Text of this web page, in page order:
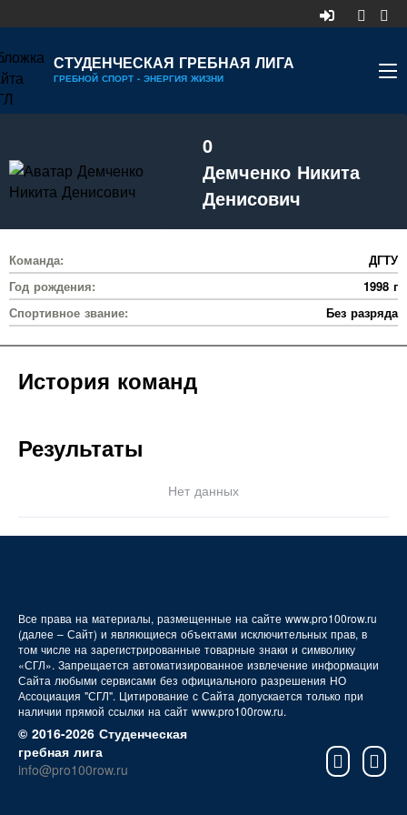
СТУДЕНЧЕСКАЯ ГРЕБНАЯ ЛИГА
ГРЕБНОЙ СПОРТ - ЭНЕРГИЯ ЖИЗНИ
КАЛЕНДАРЬ
ДИВИЗИОНЫ
УЧАСТНИКИ
РЕЙТИНГ
ДОКУМЕНТЫ
0
Демченко Никита
Денисович
Команда:
ДГТУ
Год рождения:
1998 г
Спортивное звание:
Без разряда
История команд
Результаты
Нет данных
Все права на материалы, размещенные на сайте www.pro100row.ru
(далее – Сайт) и являющиеся объектами исключительных прав, в
том числе на зарегистрированные товарные знаки и символику
«СГЛ». Запрещается автоматизированное извлечение информации
Сайта любыми сервисами без официального разрешения НО
Ассоциация "СГЛ". Цитирование с Сайта допускается только при
наличии прямой ссылки на сайт www.pro100row.ru.
© 2016-2026 Студенческая
гребная лига
info@pro100row.ru